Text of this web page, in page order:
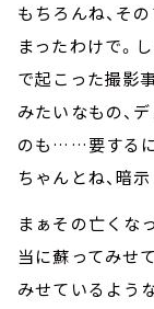
もちろんね、そ
まったわけで。
で起こった撮影
みたいなもの、
のも……要するに
ちゃんとね、暗
まぁその亡くな
当に蘇ってみせ
みせているよう